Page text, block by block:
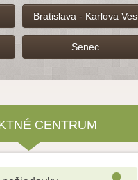
Bratislava - Karlova Ves
Senec
CENTRUM